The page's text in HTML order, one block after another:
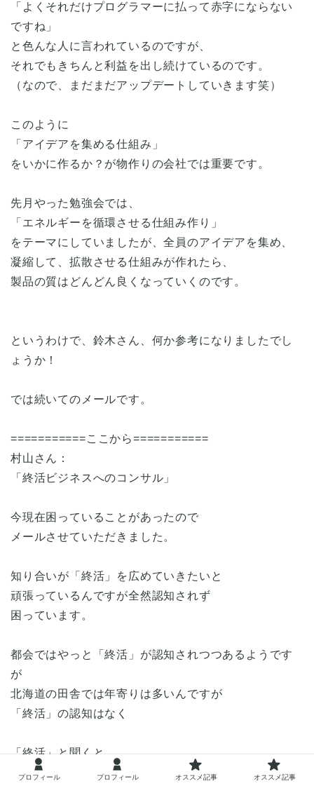
「よくそれだけプログラマーに払って赤字にならない
ですね」
と色んな人に言われているのですが、
それでもきちんと利益を出し続けているのです。
（なので、まだまだアップデートしていきます笑）
このように
「アイデアを集める仕組み」
をいかに作るか？が物作りの会社では重要です。
先月やった勉強会では、
「エネルギーを循環させる仕組み作り」
をテーマにしていましたが、全員のアイデアを集め、
凝縮して、拡散させる仕組みが作れたら、
製品の質はどんどん良くなっていくのです。
というわけで、鈴木さん、何か参考になりましたでし
ょうか！
では続いてのメールです。
===========ここから===========
村山さん：
「終活ビジネスへのコンサル」
今現在困っていることがあったので
メールさせていただきました。
知り合いが「終活」を広めていきたいと
頑張っているんですが全然認知されず
困っています。
都会ではやっと「終活」が認知されつつあるようです
が
北海道の田舎では年寄りは多いんですが
「終活」の認知はなく
「終活」と聞くと
「死の準備みたいで嫌だ」とか「宗教ですか？」
プロフィール プロフィール オススメ記事 オススメ記事